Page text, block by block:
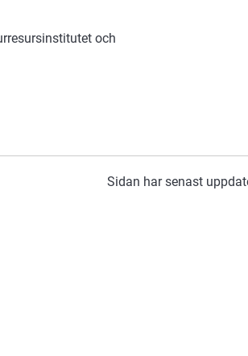
och
Sidan har senast